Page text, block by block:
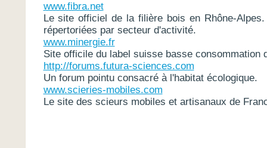
www.fibra.net
Le site officiel de la filière bois en Rhône-
répertoriées par secteur d'activité.
www.minergie.fr
Site officile du label suisse basse consommation
http://forums.futura-sciences.com
Un forum pointu consacré à l'habitat écologique.
www.scieries-mobiles.com
Le site des scieurs mobiles et artisanaux de